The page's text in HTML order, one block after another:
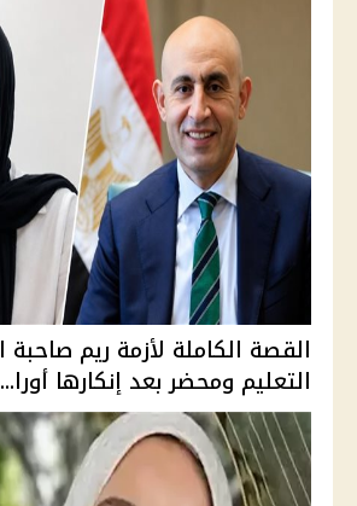
التعليم ومحضر بعد إنكارها أورا...